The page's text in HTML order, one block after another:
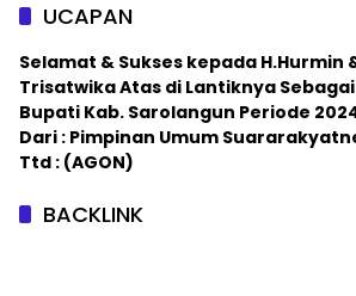
UCAPAN
Selamat & Sukses kepada H.Hurmin
Trisatwika Atas di Lantiknya
Bupati Kab. Sarolangun Periode
Dari : Pimpinan Umum
Ttd : (AGON)
BACKLINK